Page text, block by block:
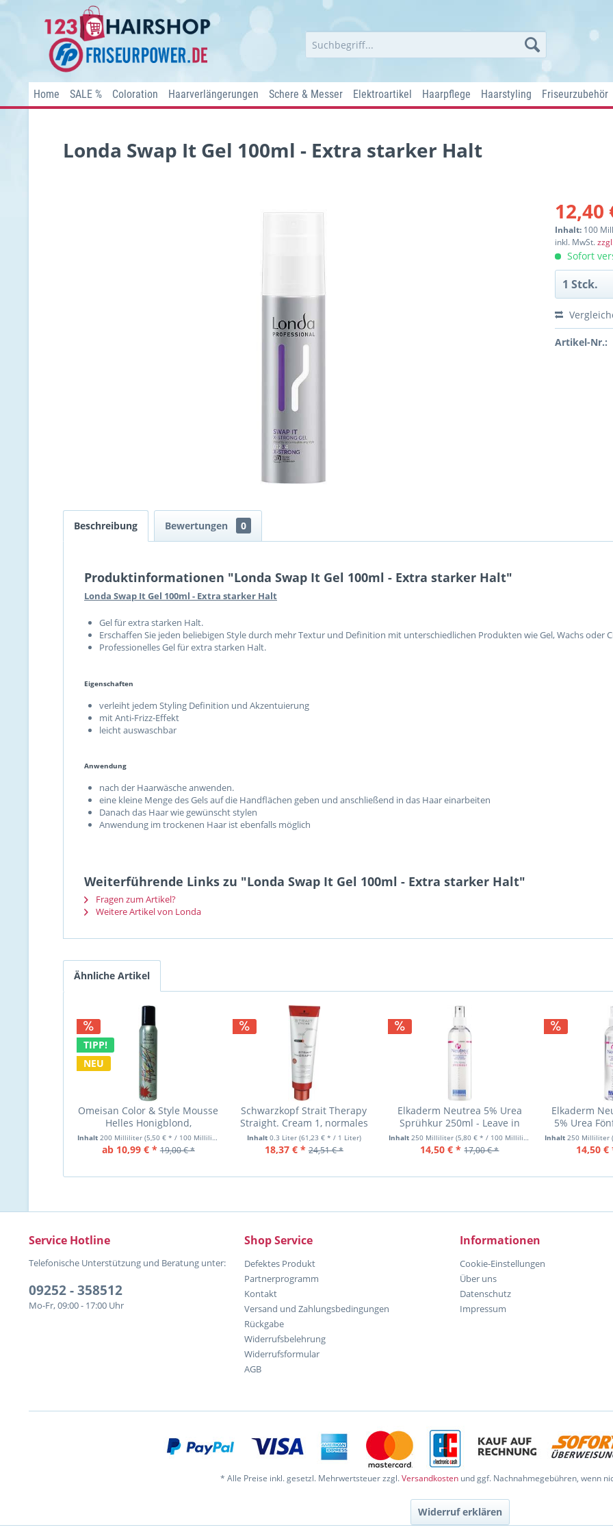
Home SALE % Coloration Haarverlängerungen Schere & Messer Elektroartikel Haarpflege Haarstyling Friseurzubehör
Londa Swap It Gel 100ml - Extra starker Halt
12,40
Inhalt: 100
inkl. MwSt.
Sofort
Artikel-Nr.:
Beschreibung Bewertungen 0
Produktinformationen "Londa Swap It Gel 100ml - Extra starker Halt"
Londa Swap It Gel 100ml - Extra starker Halt
Gel für extra starken Halt.
Erschaffen Sie jeden beliebigen Style durch mehr Textur und Definition mit unterschiedlichen Produkten wie Gel, Wachs oder
Professionelles Gel für extra starken Halt.
Eigenschaften
verleiht jedem Styling Definition und Akzentuierung
mit Anti-Frizz-Effekt
leicht auswaschbar
Anwendung
nach der Haarwäsche anwenden.
eine kleine Menge des Gels auf die Handflächen geben und anschließend in das Haar einarbeiten
Danach das Haar wie gewünscht stylen
Anwendung im trockenen Haar ist ebenfalls möglich
Weiterführende Links zu "Londa Swap It Gel 100ml - Extra starker Halt"
Fragen zum Artikel?
Weitere Artikel von Londa
Ähnliche Artikel
TIPP!
NEU
Omeisan Color & Style Mousse
Helles Honigblond,
Farbschaum 200ml
Inhalt 200 Milliliter (5,50 € * / 100 Milliliter)
ab 10,99 € * 19,00 € *
Schwarzkopf Strait Therapy
Straight. Cream 1, normales
Haar 300
Inhalt 0.3 Liter (61,23 € * / 1 Liter)
18,37 € * 24,51 € *
Elkaderm Neutrea 5% Urea
Sprühkur 250ml - Leave in
Spray
Inhalt250 Milliliter(5,80 € * / 100 Milliliter)
14,50 € * 17,00 € *
Elkaderm
5% Urea
Inhalt 250 Milliliter
14,50 €
Service Hotline
Telefonische Unterstützung und Beratung unter:
09252 - 358512
Mo-Fr, 09:00 - 17:00 Uhr
Shop Service
Defektes Produkt
Partnerprogramm
Kontakt
Versand und Zahlungsbedingungen
Rückgabe
Widerrufsbelehrung
Widerrufsformular
AGB
Informationen
Cookie-Einstellungen
Über uns
Datenschutz
Impressum
* Alle Preise inkl. gesetzl. Mehrwertsteuer zzgl.Versandkostenund ggf. Nachnahmegebühren, wenn
Widerruf erklären